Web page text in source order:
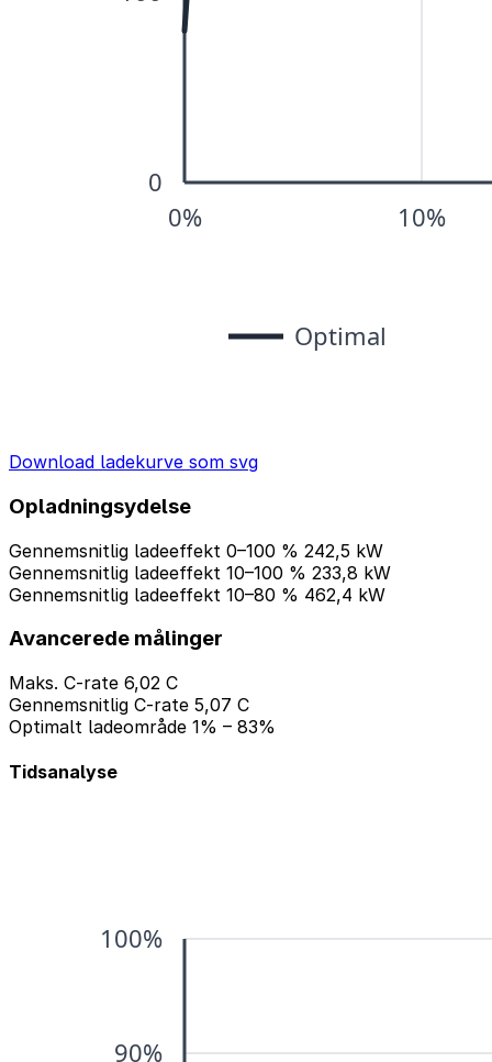
Download ladekurve som svg
Opladningsydelse
Gennemsnitlig ladeeffekt 0–100 % 242,5 kW
Gennemsnitlig ladeeffekt 10–100 % 233,8 kW
Gennemsnitlig ladeeffekt 10–80 % 462,4 kW
Avancerede målinger
Maks. C-rate 6,02 C
Gennemsnitlig C-rate 5,07 C
Optimalt ladeområde 1% – 83%
Tidsanalyse